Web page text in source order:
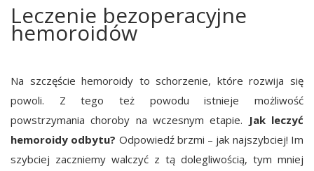
Leczenie bezoperacyjne
hemoroidów
Na szczęście hemoroidy to schorzenie, które rozwija się
powoli. Z tego też powodu istnieje możliwość
powstrzymania choroby na wczesnym etapie. Jak leczyć
hemoroidy odbytu? Odpowiedź brzmi – jak najszybciej! Im
szybciej zaczniemy walczyć z tą dolegliwością, tym mniej